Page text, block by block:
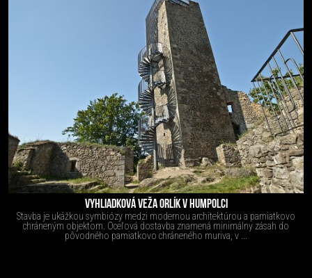
VYHLIADKOVÁ VEŽA ORLÍK V HUMPOLCI
Stavba je ukážkou symbiózy medzi modernou architektúrou a pamiatkovo
chráneným objektom. Oceľová dostavba znamená minimálny zásah do
pôvodného pamiatkovo chráneného muriva, v ...